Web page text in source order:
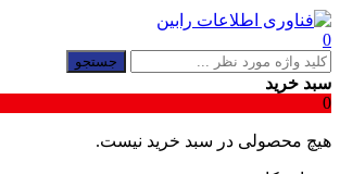
0
جستجو
سبد خرید
0
هیچ محصولی در سبد خرید نیست.